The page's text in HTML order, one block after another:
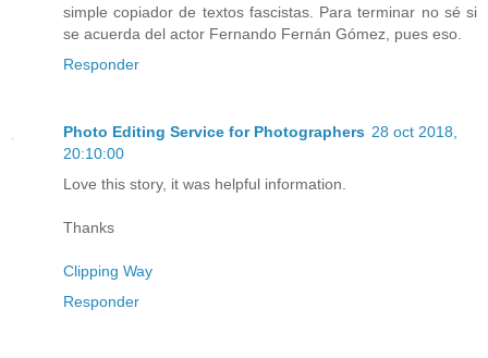
simple copiador de textos fascistas. Para terminar no sé si
se acuerda del actor Fernando Fernán Gómez, pues eso.
Responder
Photo Editing Service for Photographers 28 oct 2018,
20:10:00
Love this story, it was helpful information.
Thanks
Clipping Way
Responder